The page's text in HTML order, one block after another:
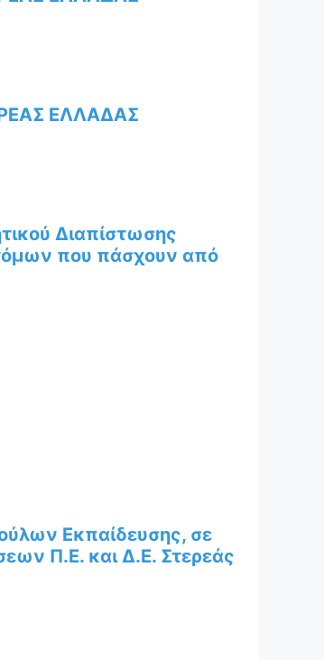
ΕΛΛΑΔΑΣ
Διαπίστωσης
που πάσχουν από
Εκπαίδευσης, σε
Π.Ε. και Δ.Ε. Στερεάς